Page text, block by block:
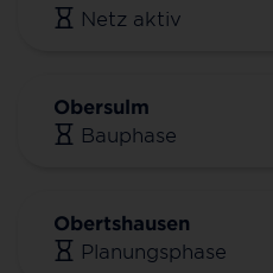
Netz aktiv
Obersulm
Bauphase
Obertshausen
Planungsphase